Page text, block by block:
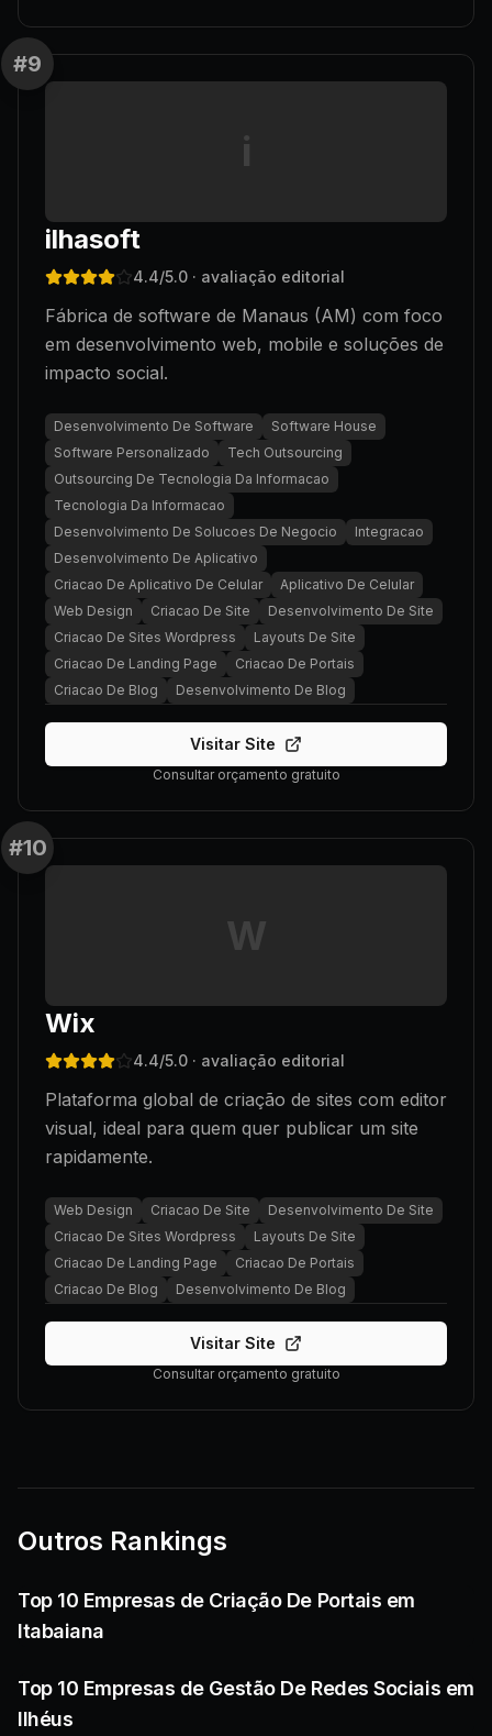
#9
i
ilhasoft
4.4/5.0 · avaliação editorial
Fábrica de software de Manaus (AM) com foco
em desenvolvimento web, mobile e soluções de
impacto social.
Desenvolvimento De Software
Software House
Software Personalizado
Tech Outsourcing
Outsourcing De Tecnologia Da Informacao
Tecnologia Da Informacao
Desenvolvimento De Solucoes De Negocio
Integracao
Desenvolvimento De Aplicativo
Criacao De Aplicativo De Celular
Aplicativo De Celular
Web Design
Criacao De Site
Desenvolvimento De Site
Criacao De Sites Wordpress
Layouts De Site
Criacao De Landing Page
Criacao De Portais
Criacao De Blog
Desenvolvimento De Blog
Visitar Site
Consultar orçamento gratuito
#10
W
Wix
4.4/5.0 · avaliação editorial
Plataforma global de criação de sites com editor
visual, ideal para quem quer publicar um site
rapidamente.
Web Design Criacao De Site
Desenvolvimento De Site
Criacao De Sites Wordpress
Layouts De Site
Criacao De Landing Page
Criacao De Portais
Criacao De Blog
Desenvolvimento De Blog
Visitar Site
Consultar orçamento gratuito
Outros Rankings
Top 10 Empresas de Criação De Portais em
Itabaiana
Top 10 Empresas de Gestão De Redes Sociais em
Ilhéus